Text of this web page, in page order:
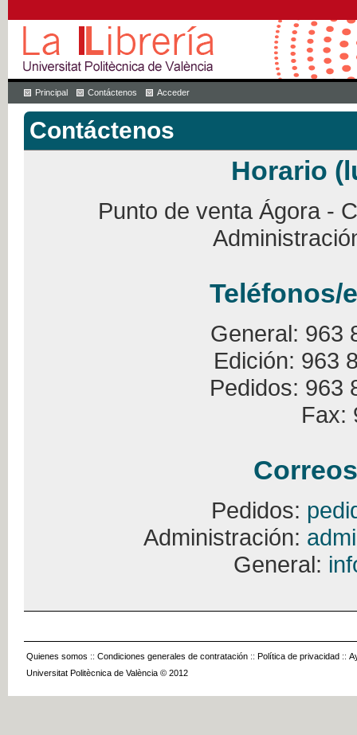
Principal Contáctenos Acceder
Contáctenos
Horario
Punto de venta Ágora -
Teléfonos/
General: 963
Edición: 963
Pedidos: 963
Fax:
Pedidos:
Administración:
General:
Quienes somos :: Condiciones generales de contratación :: Política de privacidad ::
Universitat Politècnica de València © 2012